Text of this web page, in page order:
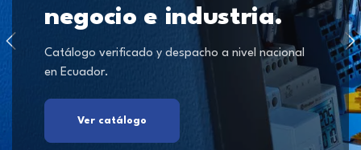
negocio e industria.
Catálogo verificado y despacho a nivel nacional
en Ecuador.
Ver catálogo